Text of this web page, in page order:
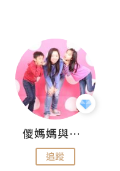
儍媽媽與兩隻小魔怪之家
追蹤